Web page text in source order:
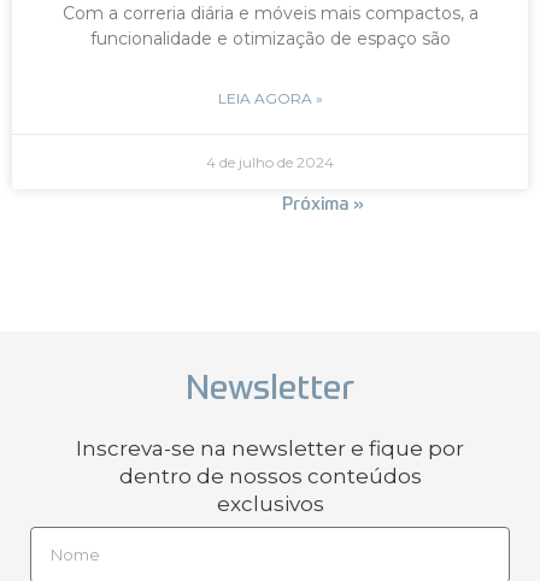
Com a correria diária e móveis mais compactos, a
funcionalidade e otimização de espaço são
LEIA AGORA »
4 de julho de 2024
Próxima »
Newsletter
Inscreva-se na newsletter e fique por
dentro de nossos conteúdos
exclusivos